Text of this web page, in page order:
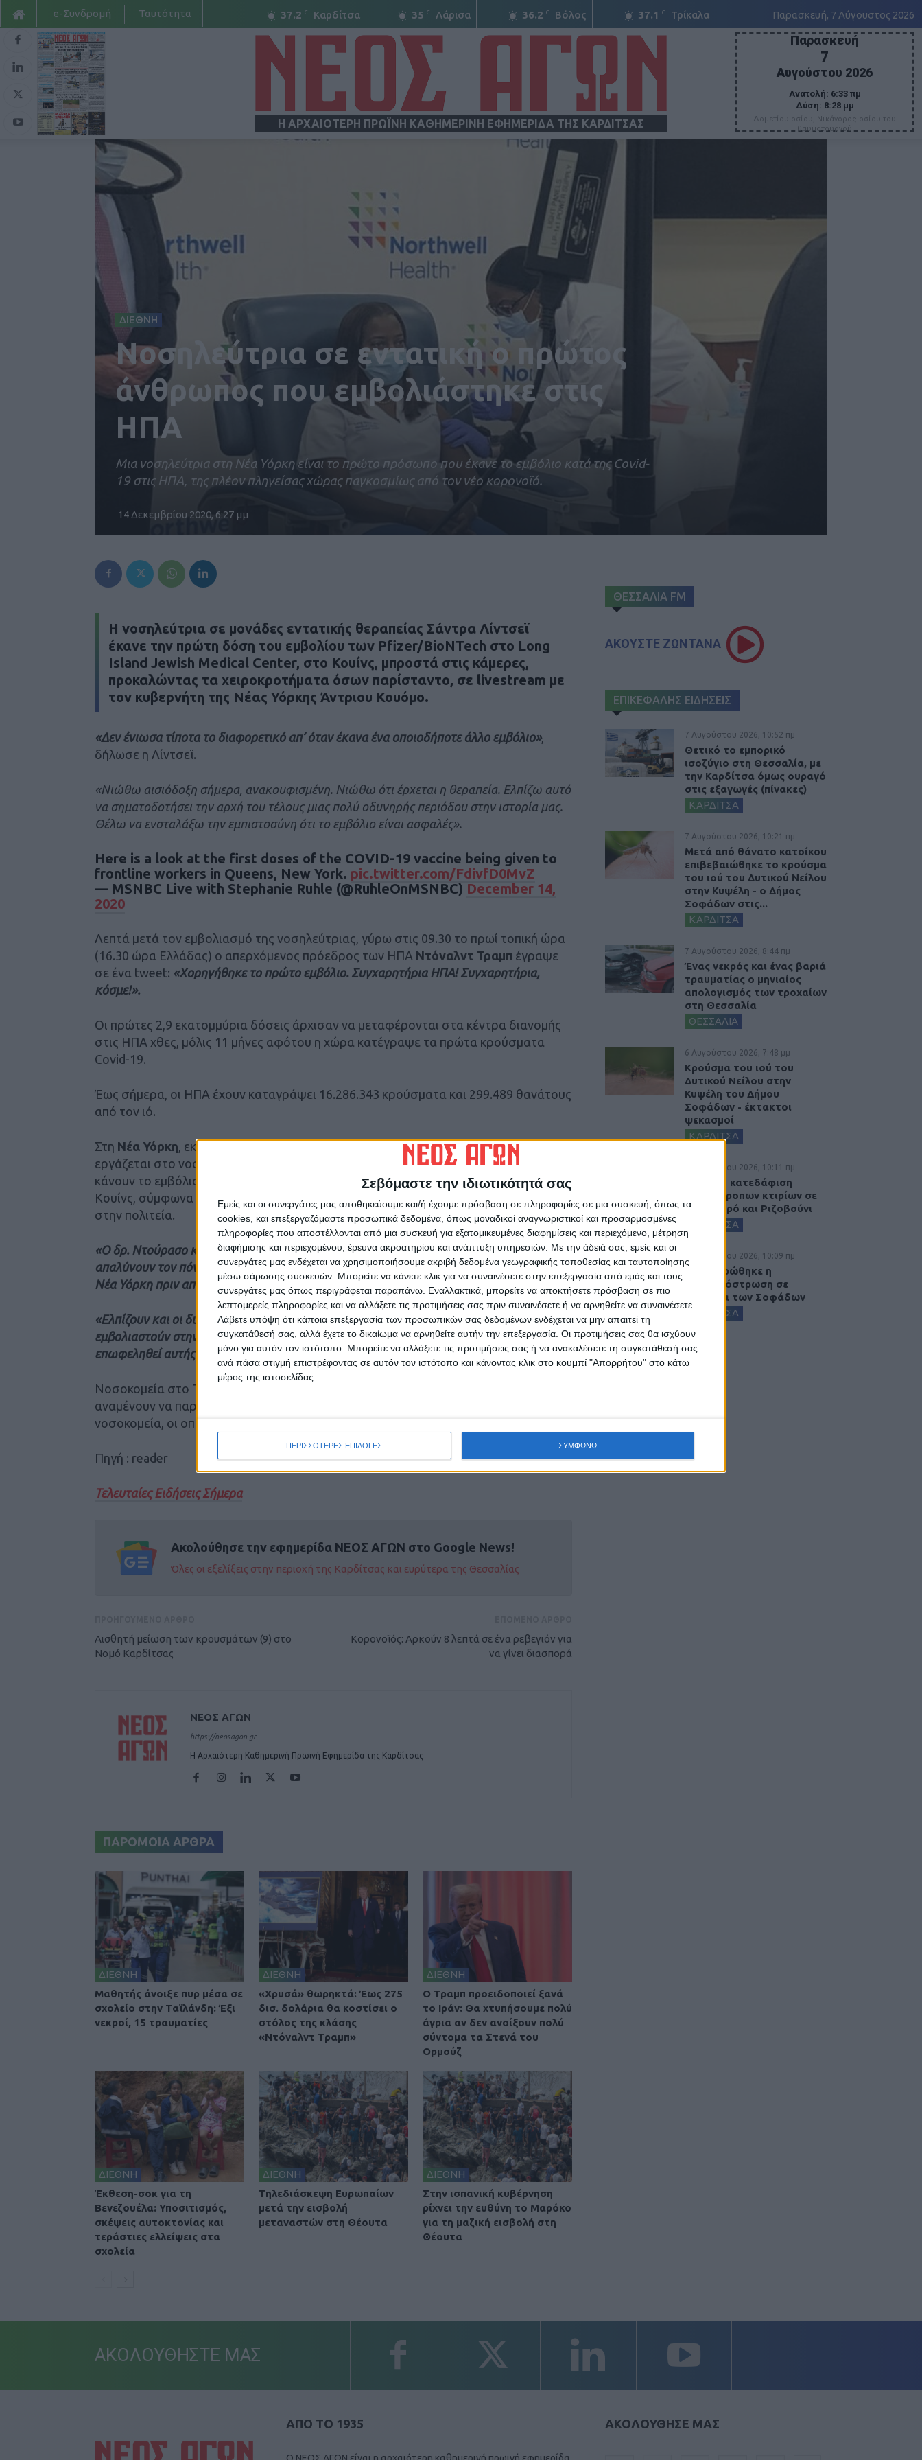
Σεβόμαστε την ιδιωτικότητά σας
Εμείς και οι συνεργάτες μας αποθηκεύουμε και/ή έχουμε πρόσβαση σε πληροφορίες σε μια συσκευή, όπως τα
cookies, και επεξεργαζόμαστε προσωπικά δεδομένα, όπως μοναδικοί αναγνωριστικοί και προσαρμοσμένες
πληροφορίες που αποστέλλονται από μια συσκευή για εξατομικευμένες διαφημίσεις και περιεχόμενο, μέτρηση
διαφήμισης και περιεχομένου, έρευνα ακροατηρίου και ανάπτυξη υπηρεσιών. Με την άδειά σας, εμείς και οι
συνεργάτες μας ενδέχεται να χρησιμοποιήσουμε ακριβή δεδομένα γεωγραφικής τοποθεσίας και ταυτοποίησης
μέσω σάρωσης συσκευών. Μπορείτε να κάνετε κλικ για να συναινέσετε στην επεξεργασία από εμάς και τους
συνεργάτες μας όπως περιγράφεται παραπάνω. Εναλλακτικά, μπορείτε να αποκτήσετε πρόσβαση σε πιο
λεπτομερείς πληροφορίες και να αλλάξετε τις προτιμήσεις σας πριν συναινέσετε ή να αρνηθείτε να συναινέσετε.
Λάβετε υπόψη ότι κάποια επεξεργασία των προσωπικών σας δεδομένων ενδέχεται να μην απαιτεί τη
συγκατάθεσή σας, αλλά έχετε το δικαίωμα να αρνηθείτε αυτήν την επεξεργασία. Οι προτιμήσεις σας θα ισχύουν
μόνο για αυτόν τον ιστότοπο. Μπορείτε να αλλάξετε τις προτιμήσεις σας ή να ανακαλέσετε τη συγκατάθεσή σας
ανά πάσα στιγμή επιστρέφοντας σε αυτόν τον ιστότοπο και κάνοντας κλικ στο κουμπί "Απορρήτου" στο κάτω
μέρος της ιστοσελίδας.
ΠΕΡΙΣΣΟΤΕΡΕΣ ΕΠΙΛΟΓΕΣ ΣΥΜΦΩΝΩ
37.2 C Καρδίτσα 35 C Λάρισα 36.2 C Βόλος 37.1 C Τρίκαλα Παρασκευή, 7 Αύγουστος 2026
e-Συνδρομή Ταυτότητα
Η ΑΡΧΑΙΟΤΕΡΗ ΠΡΩΪΝΗ ΚΑΘΗΜΕΡΙΝΗ ΕΦΗΜΕΡΙΔΑ ΤΗΣ ΚΑΡΔΙΤΣΑΣ
Παρασκευή
7
Αυγούστου 2026
Ανατολή: 6:33 πμ
Δύση: 8:28 μμ
Δομετίου οσίου, Νικάνορος οσίου του
θαυματουργού
ΔΙΕΘΝΗ
Νοσηλεύτρια σε εντατική ο πρώτος
άνθρωπος που εμβολιάστηκε στις
ΗΠΑ
Μια νοσηλεύτρια στη Νέα Υόρκη είναι το πρώτο πρόσωπο που έκανε το εμβόλιο κατά της Covid-
19 στις ΗΠΑ, της πλέον πληγείσας χώρας παγκοσμίως από τον νέο κορονοϊό.
14 Δεκεμβρίου 2020, 6:27 μμ
Η νοσηλεύτρια σε μονάδες εντατικής θεραπείας Σάντρα Λίντσεϊ
έκανε την πρώτη δόση του εμβολίου των Pfizer/BioNTech στο Long
Island Jewish Medical Center, στο Κουίνς, μπροστά στις κάμερες,
προκαλώντας τα χειροκροτήματα όσων παρίσταντο, σε livestream με
τον κυβερνήτη της Νέας Υόρκης Άντριου Κουόμο.
«Δεν ένιωσα τίποτα το διαφορετικό απ’ όταν έκανα ένα οποιοδήποτε άλλο εμβόλιο»,
δήλωσε η Λίντσεϊ.
«Νιώθω αισιόδοξη σήμερα, ανακουφισμένη. Νιώθω ότι έρχεται η θεραπεία. Ελπίζω αυτό
να σηματοδοτήσει την αρχή του τέλους μιας πολύ οδυνηρής περιόδου στην ιστορία μας.
Θέλω να ενσταλάξω την εμπιστοσύνη ότι το εμβόλιο είναι ασφαλές».
Here is a look at the first doses of the COVID-19 vaccine being given to
frontline workers in Queens, New York. pic.twitter.com/FdivfD0MvZ
— MSNBC Live with Stephanie Ruhle (@RuhleOnMSNBC) December 14,
2020
Λεπτά μετά τον εμβολιασμό της νοσηλεύτριας, γύρω στις 09.30 το πρωί τοπική ώρα
(16.30 ώρα Ελλάδας) ο απερχόμενος πρόεδρος των ΗΠΑ Ντόναλντ Τραμπ έγραψε
σε ένα tweet: «Χορηγήθηκε το πρώτο εμβόλιο. Συγχαρητήρια ΗΠΑ! Συγχαρητήρια,
κόσμε!».
Οι πρώτες 2,9 εκατομμύρια δόσεις άρχισαν να μεταφέρονται στα κέντρα διανομής
στις ΗΠΑ χθες, μόλις 11 μήνες αφότου η χώρα κατέγραψε τα πρώτα κρούσματα
Covid-19.
Έως σήμερα, οι ΗΠΑ έχουν καταγράψει 16.286.343 κρούσματα και 299.489 θανάτους
από τον ιό.
Στη Νέα Υόρκη , εκτός της νοσηλεύτριας Σάντρα Λίντσεϊ, ένας γιατρός που
εργάζεται στο νοσοκομείο Lenox Hill θα είναι επίσης μεταξύ των πρώτων που θα
κάνουν το εμβόλιο δημοσίως σήμερα, στο Long Island Jewish Medical Center στο
Κουίνς, σύμφωνα με το Northwell Health, το μεγαλύτερο νοσοκομειακό σύστημα
στην πολιτεία.
«Ο δρ. Ντούρασο και η νοσηλεύτρια Λίντσεϊ έχουν εργαστεί ακούραστα για να
απαλύνουν τον πόνο των ασθενών με Covid-19, από τότε που η επιδημία ξεκίνησε στη
Νέα Υόρκη πριν από 10 μήνες», επισημαίνεται σε ανακοίνωση του Northwell.
«Ελπίζουν και οι δύο ότι η προθυμία τους να βρεθούν μεταξύ των πρώτων που θα
εμβολιαστούν στην περιοχή θα αποτελέσει παράδειγμα στο γενικό σύνολο για να
επωφεληθεί αυτής της σωτήριας για τη ζωή θεραπείας».
Νοσοκομεία στο Τέξας, στη Γιούτα και τη Μινεσότα γνωστοποίησαν επίσης ότι
αναμένουν να παραλάβουν σήμερα τις πρώτες δόσεις του εμβολίου επιλεγμένα
νοσοκομεία, οι οποίες θα χορηγηθούν αμέσως.
Πηγή : reader
Τελευταίες Ειδήσεις Σήμερα
Ακολούθησε την εφημερίδα ΝΕΟΣ ΑΓΩΝ στο Google News!
Όλες οι εξελίξεις στην περιοχή της Καρδίτσας και ευρύτερα της Θεσσαλίας
Αισθητή μείωση των κρουσμάτων (9) στο
Νομό Καρδίτσας
Κορονοϊός: Αρκούν 8 λεπτά σε ένα ρεβεγιόν για
να γίνει διασπορά
ΝΕΟΣ ΑΓΩΝ
https://neosagon.gr
Η Αρχαιότερη Καθημερινή Πρωινή Εφημερίδα της Καρδίτσας
ΠΑΡΟΜΟΙΑ ΑΡΘΡΑ
ΔΙΕΘΝΗ
Μαθητής άνοιξε πυρ μέσα σε
σχολείο στην Ταϊλάνδη: Έξι
νεκροί, 15 τραυματίες
ΔΙΕΘΝΗ
«Χρυσά» θωρηκτά: Έως 275
δισ. δολάρια θα κοστίσει ο
στόλος της κλάσης
«Ντόναλντ Τραμπ»
ΔΙΕΘΝΗ
O Τραμπ προειδοποιεί ξανά
το Ιράν: Θα χτυπήσουμε πολύ
άγρια αν δεν ανοίξουν πολύ
σύντομα τα Στενά του
Ορμούζ
ΔΙΕΘΝΗ
Έκθεση-σοκ για τη
Βενεζουέλα: Υποσιτισμός,
σκέψεις αυτοκτονίας και
τεράστιες ελλείψεις στα
σχολεία
ΔΙΕΘΝΗ
Τηλεδιάσκεψη Ευρωπαίων
μετά την εισβολή
μεταναστών στη Θέουτα
ΔΙΕΘΝΗ
Στην ισπανική κυβέρνηση
ρίχνει την ευθύνη το Μαρόκο
για τη μαζική εισβολή στη
Θέουτα
ΘΕΣΣΑΛΙΑ FM
ΑΚΟΥΣΤΕ ΖΩΝΤΑΝΑ
ΕΠΙΚΕΦΑΛΗΣ ΕΙΔΗΣΕΙΣ
7 Αυγούστου 2026, 10:52 πμ
Θετικό το εμπορικό
ισοζύγιο στη Θεσσαλία, με
την Καρδίτσα όμως ουραγό
στις εξαγωγές (πίνακες)
ΚΑΡΔΙΤΣΑ
7 Αυγούστου 2026, 10:21 πμ
Μετά από θάνατο κατοίκου
επιβεβαιώθηκε το κρούσμα
του ιού του Δυτικού Νείλου
στην Κυψέλη - ο Δήμος
Σοφάδων στις...
ΚΑΡΔΙΤΣΑ
7 Αυγούστου 2026, 8:44 πμ
Ένας νεκρός και ένας βαριά
τραυματίας ο μηνιαίος
απολογισμός των τροχαίων
στη Θεσσαλία
ΘΕΣΣΑΛΙΑ
6 Αυγούστου 2026, 7:48 μμ
Κρούσμα του ιού του
Δυτικού Νείλου στην
Κυψέλη του Δήμου
Σοφάδων - έκτακτοι
ψεκασμοί
ΚΑΡΔΙΤΣΑ
6 Αυγούστου 2026, 10:11 πμ
Ξεκινά η κατεδάφιση
ετοιμόρροπων κτιρίων σε
Αγναντερό και Ριζοβούνι
ΚΑΡΔΙΤΣΑ
6 Αυγούστου 2026, 10:09 πμ
Ολοκληρώθηκε η
ασφαλτόστρωση σε
τμήματα των Σοφάδων
ΚΑΡΔΙΤΣΑ
ΑΚΟΛΟΥΘΗΣΤΕ ΜΑΣ
ΑΠΟ ΤΟ 1935
Ο ΝΕΟΣ ΑΓΩΝ είναι η αρχαιότερη καθημερινή πρωινή εφημερίδα
ΑΚΟΛΟΥΘΗΣΕ ΜΑΣ